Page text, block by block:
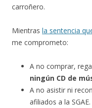
carroñero.
Mientras la sentencia
me comprometo:
A no comprar,
ningún CD de
A no asistir ni
afiliados a la SGAE.